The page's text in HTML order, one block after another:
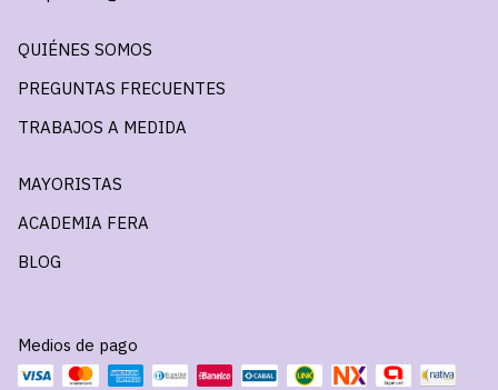
QUIÉNES SOMOS
PREGUNTAS FRECUENTES
TRABAJOS A MEDIDA
MAYORISTAS
ACADEMIA FERA
BLOG
Medios de pago